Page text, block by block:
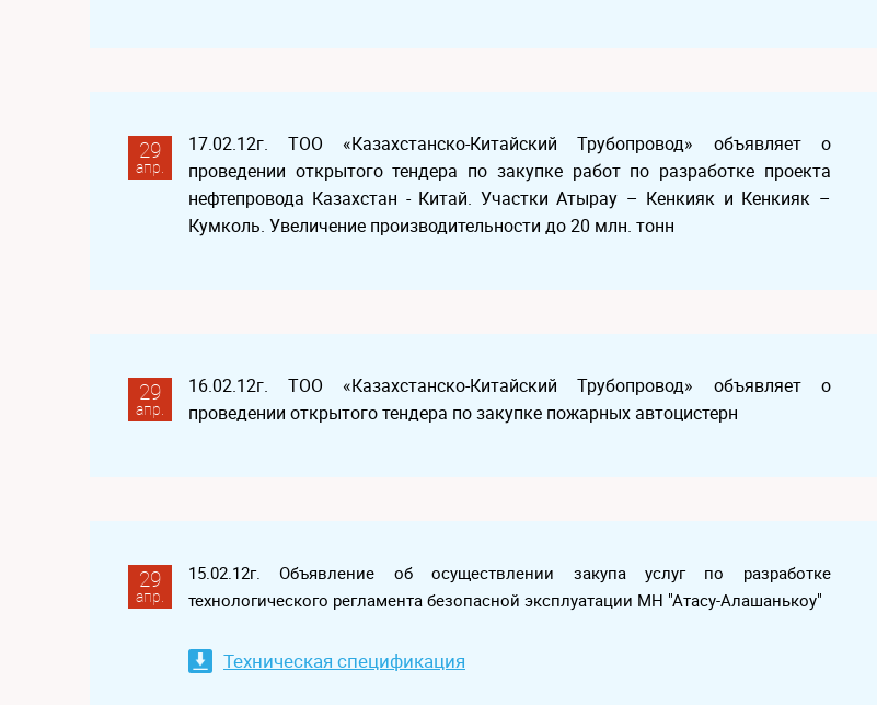
29
апр.
17.02.12г. ТОО «Казахстанско-Китайский Трубопровод» объявляет о
проведении открытого тендера по закупке работ по разработке проекта
нефтепровода Казахстан - Китай. Участки Атырау – Кенкияк и Кенкияк –
Кумколь. Увеличение производительности до 20 млн. тонн
29
апр.
16.02.12г. ТОО «Казахстанско-Китайский Трубопровод» объявляет о
проведении открытого тендера по закупке пожарных автоцистерн
29
апр.
15.02.12г. Объявление об осуществлении закупа услуг по разработке
технологического регламента безопасной эксплуатации МН "Атасу-Алашанькоу"
Техническая спецификация